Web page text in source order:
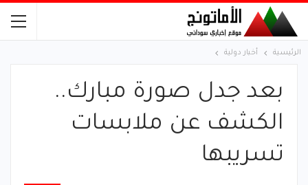
الرئيسية أخبار دولية
بعد جدل صورة مبارك..
الكشف عن ملابسات
تسريبها